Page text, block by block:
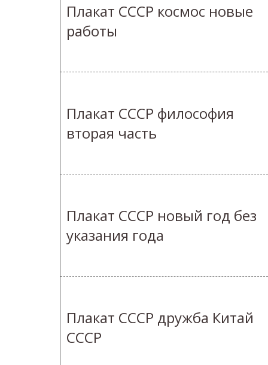
Плакат СССР космос новые
работы
Плакат СССР философия
вторая часть
Плакат СССР новый год без
указания года
Плакат СССР дружба Китай
СССР